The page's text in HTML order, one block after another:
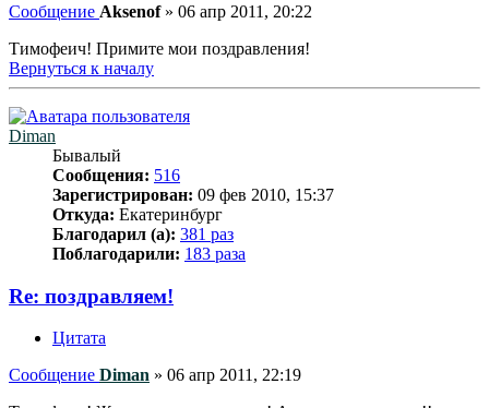
Сообщение Aksenof» 06 апр 2011, 20:22
Тимофеич! Примите мои поздравления!
Вернуться к началу
Diman
Бывалый
Сообщения: 516
Зарегистрирован: 09 фев 2010, 15:37
Откуда: Екатеринбург
Благодарил (а): 381 раз
Поблагодарили: 183 раза
Re: поздравляем!
Цитата
Сообщение Diman » 06 апр 2011, 22:19